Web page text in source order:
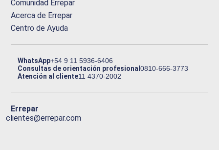
Comunidad Errepar
Acerca de Errepar
Centro de Ayuda
WhatsApp+54 9 11 5936-6406
Consultas de orientación profesional0810-666-3773
Atención al cliente11 4370-2002
Errepar
clientes@errepar.com